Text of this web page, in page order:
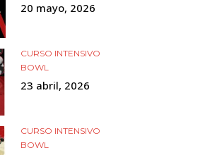
20 mayo, 2026
CURSO INTENSIVO
BOWL
23 abril, 2026
CURSO INTENSIVO
BOWL